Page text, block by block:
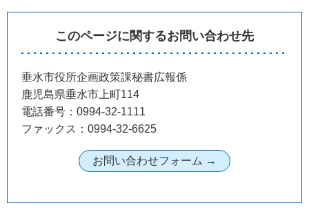
このページに関するお問い合わせ先
垂水市役所企画政策課秘書広報係
鹿児島県垂水市上町114
電話番号：0994-32-1111
ファックス：0994-32-6625